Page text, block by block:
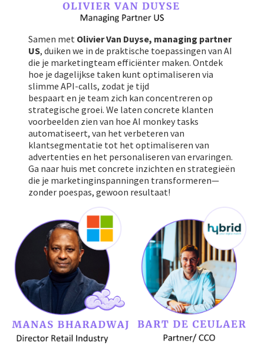
Samen met Olivier Van Duyse, managing partner
US, duiken we in de praktische toepassingen van AI
die je marketingteam efficiënter maken. Ontdek
hoe je dagelijkse taken kunt optimaliseren via
slimme API-calls, zodat je tijd
bespaart en je team zich kan concentreren op
strategische groei. We laten concrete klanten
voorbeelden zien van hoe AI monkey tasks
automatiseert, van het verbeteren van
klantsegmentatie tot het optimaliseren van
advertenties en het personaliseren van ervaringen.
Ga naar huis met concrete inzichten en strategieën
die je marketinginspanningen transformeren—
zonder poespas, gewoon resultaat!